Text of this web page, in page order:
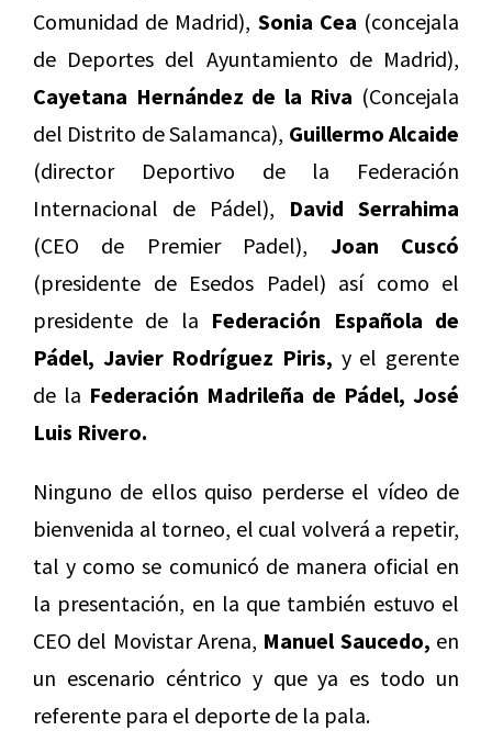
Comunidad de Madrid), Sonia Cea (concejala
de Deportes del Ayuntamiento de Madrid),
Cayetana Hernández de la Riva (Concejala
del Distrito de Salamanca), Guillermo Alcaide
(director Deportivo de la Federación
Internacional de Pádel), David Serrahima
(CEO de Premier Padel), Joan Cuscó
(presidente de Esedos Padel) así como el
presidente de la Federación Española de
Pádel, Javier Rodríguez Piris, y el gerente
de la Federación Madrileña de Pádel, José
Luis Rivero.
Ninguno de ellos quiso perderse el vídeo de
bienvenida al torneo, el cual volverá a repetir,
tal y como se comunicó de manera oficial en
la presentación, en la que también estuvo el
CEO del Movistar Arena, Manuel Saucedo, en
un escenario céntrico y que ya es todo un
referente para el deporte de la pala.